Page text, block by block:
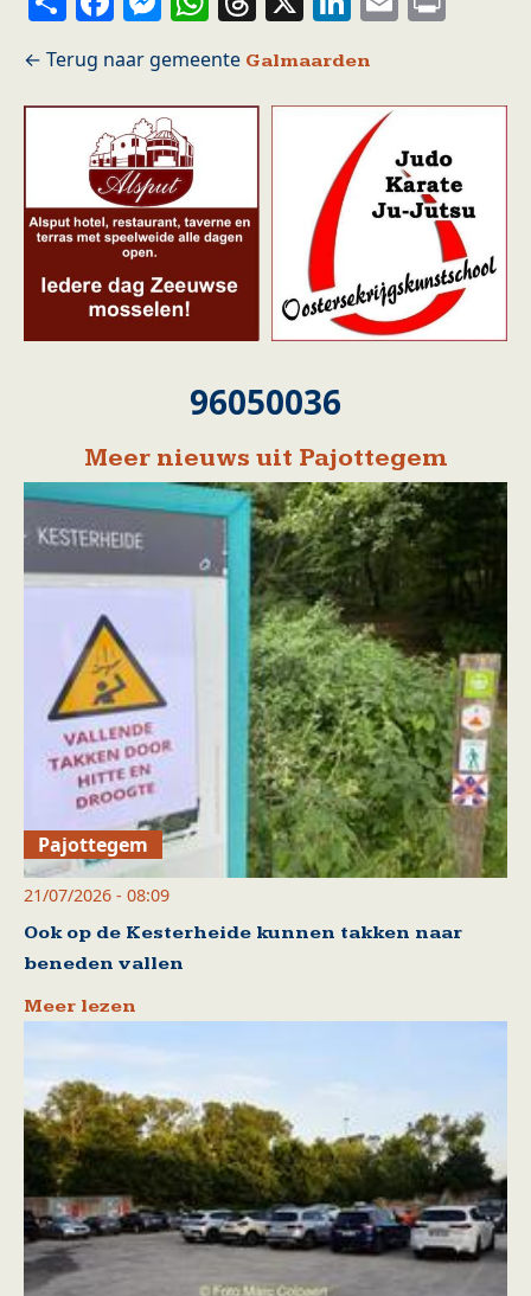
Galmaarden
96050036
Meer nieuws uit Pajottegem
Pajottegem
21/07/2026 - 08:09
Ook op de Kesterheide kunnen takken naar
beneden vallen
Meer lezen